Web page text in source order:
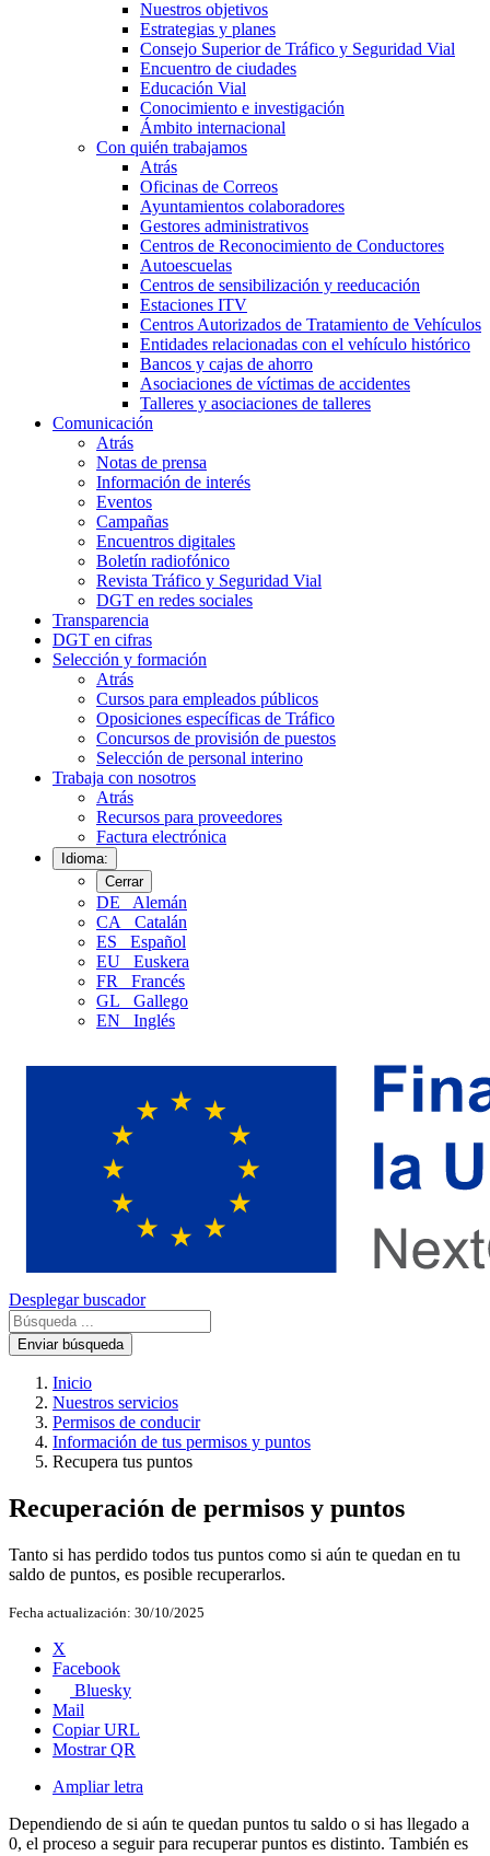
Nuestros objetivos
Estrategias y planes
Consejo Superior de Tráfico y Seguridad Vial
Encuentro de ciudades
Educación Vial
Conocimiento e investigación
Ámbito internacional
Con quién trabajamos
Atrás
Oficinas de Correos
Ayuntamientos colaboradores
Gestores administrativos
Centros de Reconocimiento de Conductores
Autoescuelas
Centros de sensibilización y reeducación
Estaciones ITV
Centros Autorizados de Tratamiento de Vehículos
Entidades relacionadas con el vehículo histórico
Bancos y cajas de ahorro
Asociaciones de víctimas de accidentes
Talleres y asociaciones de talleres
Comunicación
Atrás
Notas de prensa
Información de interés
Eventos
Campañas
Encuentros digitales
Boletín radiofónico
Revista Tráfico y Seguridad Vial
DGT en redes sociales
Transparencia
DGT en cifras
Selección y formación
Atrás
Cursos para empleados públicos
Oposiciones específicas de Tráfico
Concursos de provisión de puestos
Selección de personal interino
Trabaja con nosotros
Atrás
Recursos para proveedores
Factura electrónica
Idioma:
Cerrar
DE
Alemán
CA
Catalán
ES
Español
EU
Euskera
FR
Francés
GL
Gallego
EN
Inglés
Desplegar buscador
Enviar búsqueda
Inicio
Nuestros servicios
Permisos de conducir
Información de tus permisos y puntos
Recupera tus puntos
Recuperación de permisos y puntos
Tanto si has perdido todos tus puntos como si aún te quedan en tu
saldo de puntos, es posible recuperarlos.
Fecha actualización: 30/10/2025
X
Facebook
Bluesky
Mail
Copiar URL
Mostrar QR
Ampliar letra
Dependiendo de si aún te quedan puntos tu saldo o si has llegado a
0, el proceso a seguir para recuperar puntos es distinto. También es